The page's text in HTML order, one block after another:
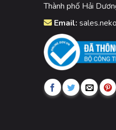
Thành phố Hải
Email: